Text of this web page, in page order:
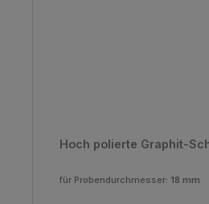
Hoch polierte Graphit-
für Probendurchmesser: 18 mm